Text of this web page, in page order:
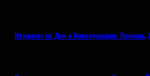
Нарколог на Дом в Новокузнецке: Помощь,